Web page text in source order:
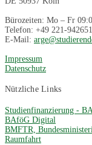
Bürozeiten: Mo – Fr
Telefon: +49 221-
E-Mail:
Impressum
Datenschutz
Nützliche Links
Studienfinanzierung -
BAföG Digital
BMFTR,
Raumfahrt